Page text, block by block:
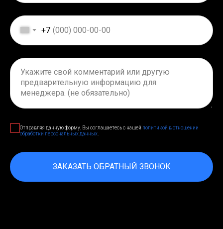
+7
Отправляя данную форму, Вы соглашаетесь с нашей политикой в отношении
обработки персональных данных
ЗАКАЗАТЬ ОБРАТНЫЙ ЗВОНОК